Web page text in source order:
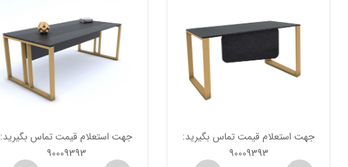
جهت استعلام قیمت تماس بگیرید:
90009393
جهت استعلام قیمت تماس بگیرید:
90009393